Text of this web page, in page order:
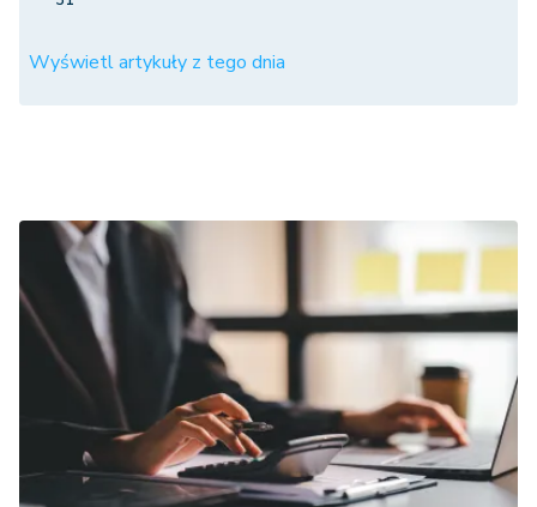
Wyświetl artykuły z tego dnia